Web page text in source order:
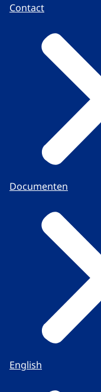
Contact
Documenten
English